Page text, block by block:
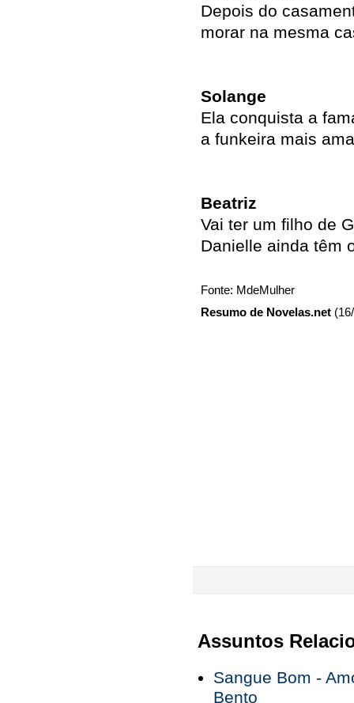
Depois do
morar na mesma
Solange
Ela conquista a
a funkeira mais
Beatriz
Vai ter um filho de
Danielle ainda têm
Fonte: MdeMulher
Resumo de Novelas.net
Assuntos
Sangue Bom -
Bento